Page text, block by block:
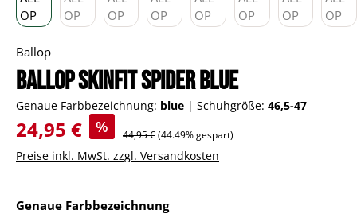
Ballop
BALLOP Skinfit Spider blue
Genaue Farbbezeichnung: blue | Schuhgröße: 46,5-47
Verkaufspreis:
24,95 € % Regulärer Preis:
44,95 €(44.49% gespart)
Preise inkl. MwSt. zzgl. Versandkosten
Genaue Farbbezeichnungauswählen